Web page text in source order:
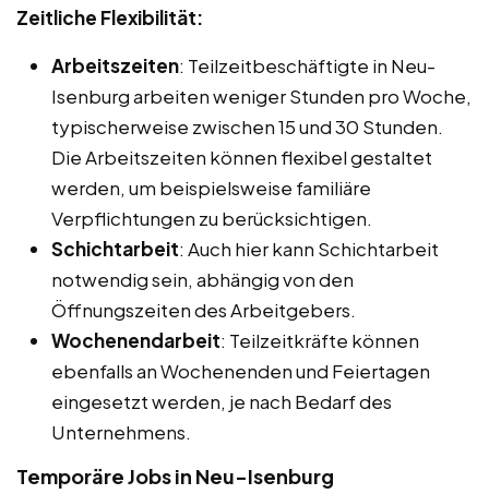
Zeitliche Flexibilität:
Arbeitszeiten: Teilzeitbeschäftigte in Neu-
Isenburg arbeiten weniger Stunden pro Woche,
typischerweise zwischen 15 und 30 Stunden.
Die Arbeitszeiten können flexibel gestaltet
werden, um beispielsweise familiäre
Verpflichtungen zu berücksichtigen.
Schichtarbeit: Auch hier kann Schichtarbeit
notwendig sein, abhängig von den
Öffnungszeiten des Arbeitgebers.
Wochenendarbeit: Teilzeitkräfte können
ebenfalls an Wochenenden und Feiertagen
eingesetzt werden, je nach Bedarf des
Unternehmens.
Temporäre Jobs in Neu-Isenburg